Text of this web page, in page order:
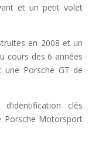
et un petit volet
en 2008 et un
cours des 6 années
une Porsche GT de
clés
Porsche Motorsport